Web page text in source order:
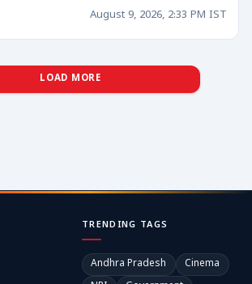
August 9, 2026, 2:33 PM IST
LOAD MORE
TRENDING TAGS
Andhra Pradesh
Cinema